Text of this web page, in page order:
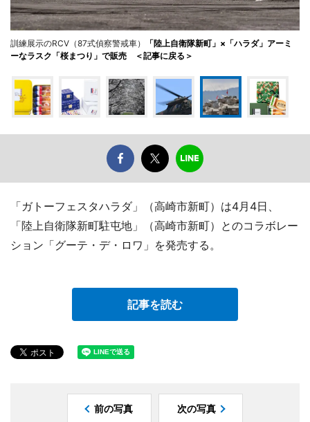
訓練展示のRCV（87式偵察警戒車）
「陸上自衛隊新町」×「ハラダ」アーミ
ーなラスク「桜まつり」で販売 ＜記事に戻る＞
「ガトーフェスタハラダ」（高崎市新町）は4月4日、
「陸上自衛隊新町駐屯地」（高崎市新町）とのコラボレー
ション「グーテ・デ・ロワ」を発売する。
記事を読む
前の写真 次の写真